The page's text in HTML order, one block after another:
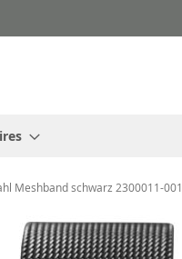
Meshband schwarz 2300011-001